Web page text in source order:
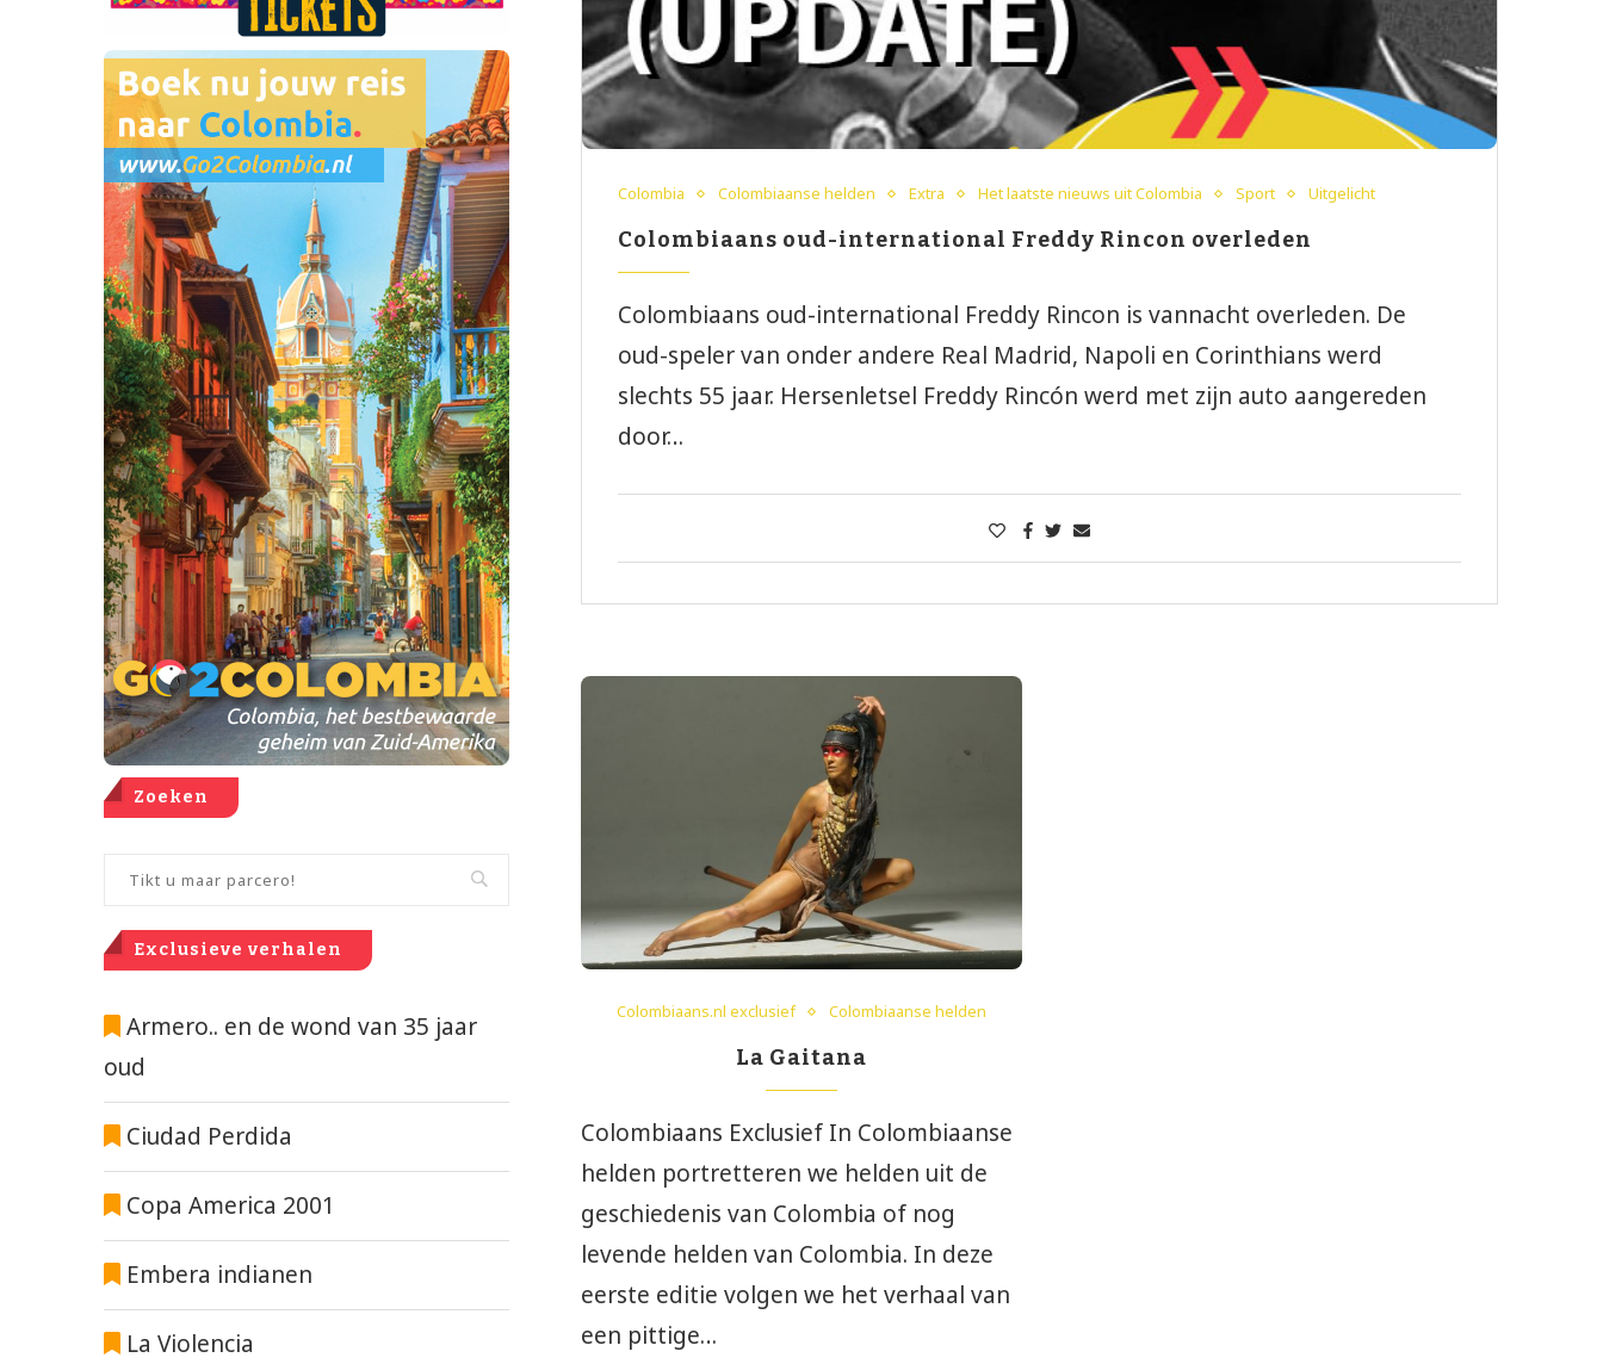
Colombia Colombiaanse helden Extra Het laatste nieuws uit Colombia Sport Uitgelicht
Colombiaans oud-international Freddy Rincon overleden
Colombiaans oud-international Freddy Rincon is vannacht overleden. De
oud-speler van onder andere Real Madrid, Napoli en Corinthians werd
slechts 55 jaar. Hersenletsel Freddy Rincón werd met zijn auto aangereden
door…
Colombiaans.nl exclusief Colombiaanse helden
La Gaitana
Colombiaans Exclusief In Colombiaanse
helden portretteren we helden uit de
geschiedenis van Colombia of nog
levende helden van Colombia. In deze
eerste editie volgen we het verhaal van
een pittige…
Zoeken
Exclusieve verhalen
Armero.. en de wond van 35 jaar
oud
Ciudad Perdida
Copa America 2001
Embera indianen
La Violencia